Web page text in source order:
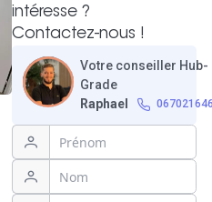
intéresse ?
Contactez-nous !
Votre conseiller Hub-
Grade
Raphael